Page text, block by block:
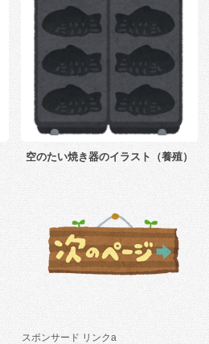
空のたい焼き器のイラスト（養殖）
スポンサード リンクa